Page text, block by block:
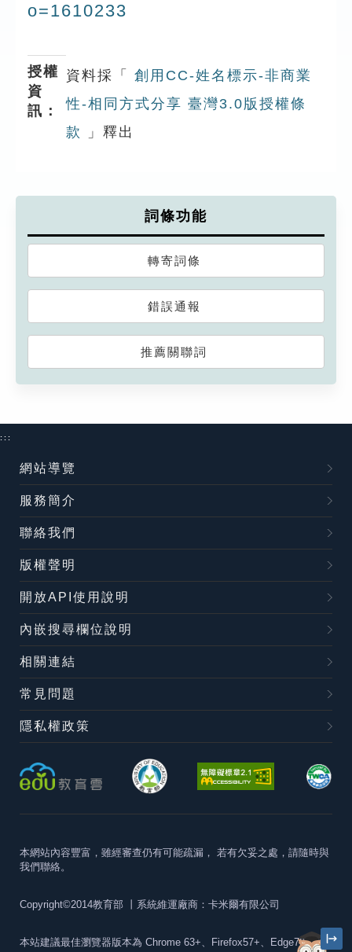
o=1610233
授權
資
訊：
資料採「
創用CC-姓名標示-非商業
性-相同方式分享 臺灣3.0版授權條
款
」釋出
詞條功能
轉寄詞條
錯誤通報
推薦關聯詞
:::
網站導覽
服務簡介
聯絡我們
版權聲明
開放API使用說明
內嵌搜尋欄位說明
相關連結
常見問題
隱私權政策
本網站內容豐富，雖經審查仍有可能疏漏， 若有欠妥之處，請隨時與
我們聯絡。
Copyright©2014教育部 丨系統維運廠商：卡米爾有限公司
本站建議最佳瀏覽器版本為 Chrome 63+、Firefox57+、Edge79+及